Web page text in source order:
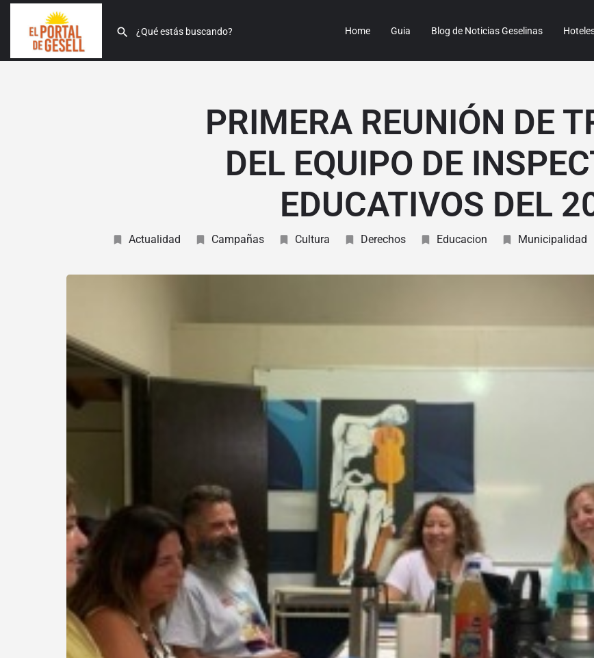
Home Guia Blog de Noticias Geselinas
PRIMERA REUNIÓN DE
DEL EQUIPO DE
EDUCATIVOS DEL
Actualidad Campañas Cultura Derechos Educacion Municipalidad